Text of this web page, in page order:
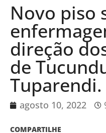
Novo piso
direção
de
Tuparendi.
agosto 10, 2022
COMPARTILHE